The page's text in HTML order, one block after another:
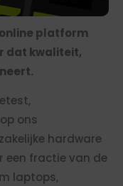
platform
dat kwaliteit,
ons
hardware
een fractie van de
laptops,